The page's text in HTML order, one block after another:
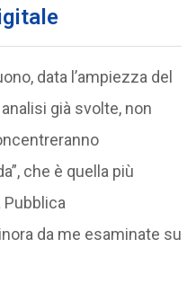
data l’ampiezza del
già svolte, non
che è quella più
da me esaminate su